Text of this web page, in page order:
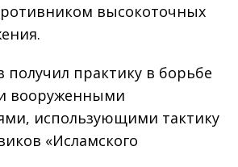
высокоточных
получил практику в борьбе
вооруженными
использующими тактику
«Исламского